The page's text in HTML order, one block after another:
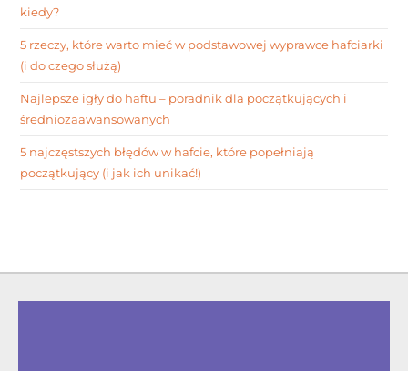
kiedy?
5 rzeczy, które warto mieć w podstawowej wyprawce hafciarki
(i do czego służą)
Najlepsze igły do haftu – poradnik dla początkujących i
średniozaawansowanych
5 najczęstszych błędów w hafcie, które popełniają
początkujący (i jak ich unikać!)